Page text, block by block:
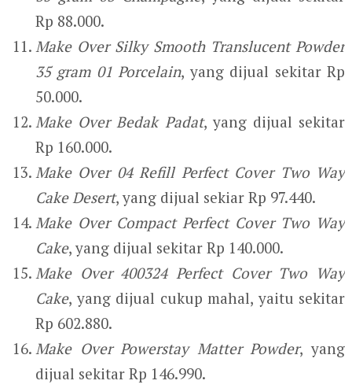
Rp 88.000.
Make Over Silky Smooth Translucent Powder
35 gram 01 Porcelain, yang dijual sekitar Rp
50.000.
Make Over Bedak Padat, yang dijual sekitar
Rp 160.000.
Make Over 04 Refill Perfect Cover Two Way
Cake Desert, yang dijual sekiar Rp 97.440.
Make Over Compact Perfect Cover Two Way
Cake, yang dijual sekitar Rp 140.000.
Make Over 400324 Perfect Cover Two Way
Cake, yang dijual cukup mahal, yaitu sekitar
Rp 602.880.
Make Over Powerstay Matter Powder, yang
dijual sekitar Rp 146.990.